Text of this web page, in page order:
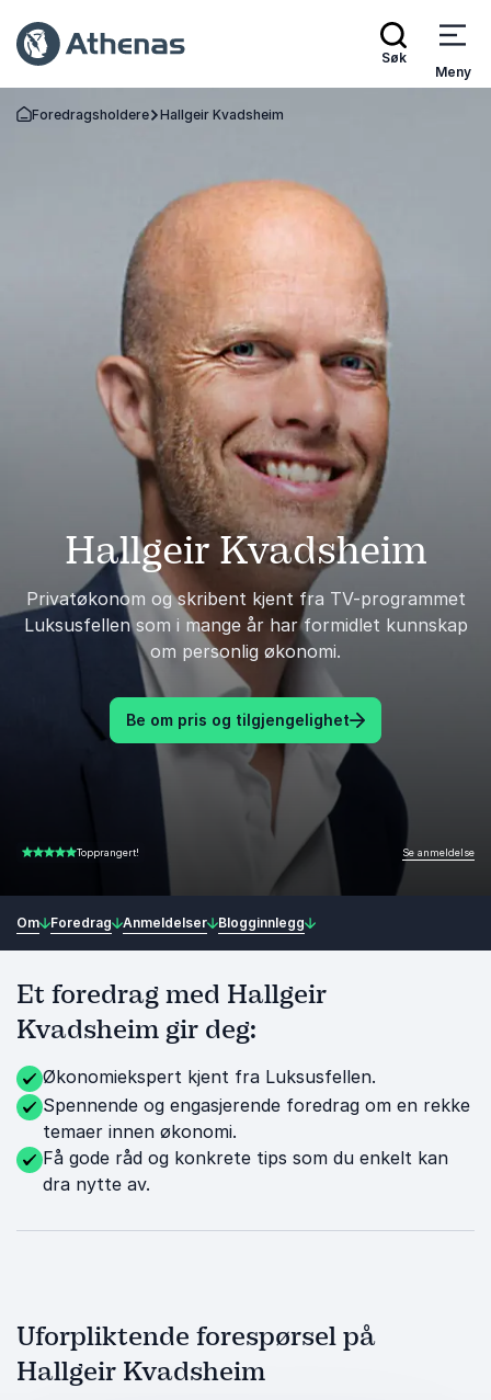
Søk
Meny
Gå tilbake til startsiden
Foredragsholdere Hallgeir Kvadsheim
Hallgeir Kvadsheim
Privatøkonom og skribent kjent fra TV-programmet
Luksusfellen som i mange år har formidlet kunnskap
om personlig økonomi.
Be om pris og tilgjengelighet
5.00 av 5 Topprangert! Se anmeldelse
Om Foredrag Anmeldelser Blogginnlegg
Et foredrag med Hallgeir
Kvadsheim gir deg:
Økonomiekspert kjent fra Luksusfellen.
Spennende og engasjerende foredrag om en rekke
temaer innen økonomi.
Få gode råd og konkrete tips som du enkelt kan
dra nytte av.
Uforpliktende forespørsel på
Hallgeir Kvadsheim